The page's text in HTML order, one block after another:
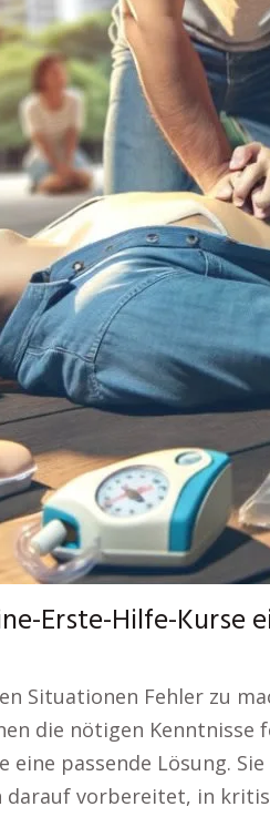
Erste-Hilfe-Kurse
Situationen Fehler zu
die nötigen Kenntnisse
passende Lösung.
vorbereitet, in